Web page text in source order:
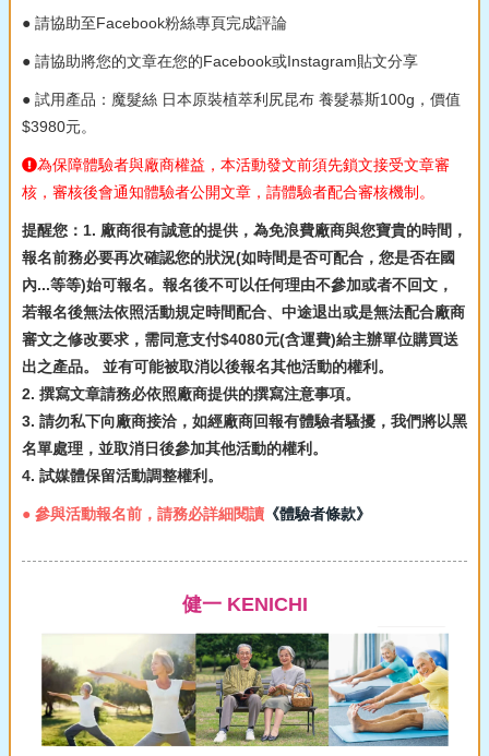
● 請協助至Facebook粉絲專頁完成評論
● 請協助將您的文章在您的Facebook或Instagram貼文分享
● 試用產品：魔髮絲 日本原裝植萃利尻昆布 養髮慕斯100g，價值
$3980元。
為保障體驗者與廠商權益，本活動發文前須先鎖文接受文章審
核，審核後會通知體驗者公開文章，請體驗者配合審核機制。
提醒您：1. 廠商很有誠意的提供，為免浪費廠商與您寶貴的時間，
報名前務必要再次確認您的狀況(如時間是否可配合，您是否在國
內...等等)始可報名。報名後不可以任何理由不參加或者不回文，
若報名後無法依照活動規定時間配合、中途退出或是無法配合廠商
審文之修改要求，需同意支付$4080元(含運費)給主辦單位購買送
出之產品。 並有可能被取消以後報名其他活動的權利。
2. 撰寫文章請務必依照廠商提供的撰寫注意事項。
3. 請勿私下向廠商接洽，如經廠商回報有體驗者騷擾，我們將以黑
名單處理，並取消日後參加其他活動的權利。
4. 試媒體保留活動調整權利。
● 參與活動報名前，請務必詳細閱讀 《體驗者條款》
健一 KENICHI